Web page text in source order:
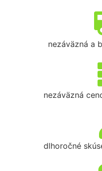
nezáväzná a
nezáväzná
dlhoročné